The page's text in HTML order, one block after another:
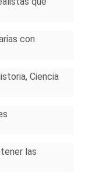
con
Ciencia
las